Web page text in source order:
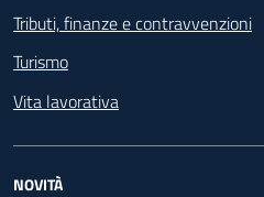
Tributi, finanze e contravvenzioni
Turismo
Vita lavorativa
NOVITÀ